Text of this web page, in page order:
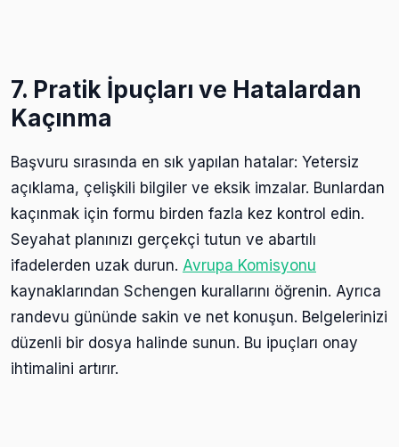
7. Pratik İpuçları ve Hatalardan
Kaçınma
Başvuru sırasında en sık yapılan hatalar: Yetersiz
açıklama, çelişkili bilgiler ve eksik imzalar. Bunlardan
kaçınmak için formu birden fazla kez kontrol edin.
Seyahat planınızı gerçekçi tutun ve abartılı
ifadelerden uzak durun. Avrupa Komisyonu
kaynaklarından Schengen kurallarını öğrenin. Ayrıca
randevu gününde sakin ve net konuşun. Belgelerinizi
düzenli bir dosya halinde sunun. Bu ipuçları onay
ihtimalini artırır.